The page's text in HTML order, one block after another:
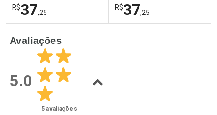
R$37,25
Laboratório
Por Menos
R$37,25
Avaliações
5.0
5 avaliações